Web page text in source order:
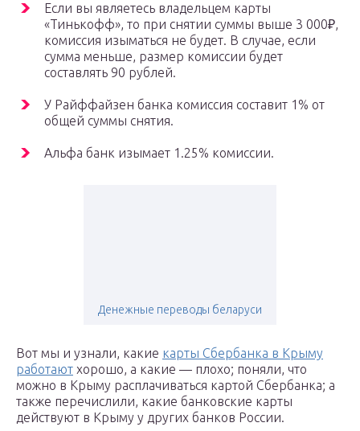
Если вы являетесь владельцем карты
«Тинькофф», то при снятии суммы выше 3 000₽,
комиссия изыматься не будет. В случае, если
сумма меньше, размер комиссии будет
составлять 90 рублей.
У Райффайзен банка комиссия составит 1% от
общей суммы снятия.
Альфа банк изымает 1.25% комиссии.
Денежные переводы беларуси
Вот мы и узнали, какие карты Сбербанка в Крыму
работают хорошо, а какие — плохо; поняли, что
можно в Крыму расплачиваться картой Сбербанка; а
также перечислили, какие банковские карты
действуют в Крыму у других банков России.